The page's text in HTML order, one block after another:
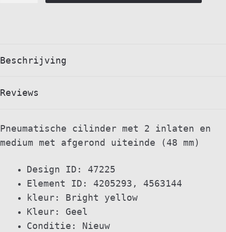
Pneumatische
2
en
afgerond
Medium
quantity
Beschrijving
Reviews
Pneumatische cilinder met 2 inlaten en
medium met afgerond uiteinde (48 mm)
Design ID: 47225
Element ID: 4205293, 4563144
kleur: Bright yellow
Kleur: Geel
Conditie: Nieuw